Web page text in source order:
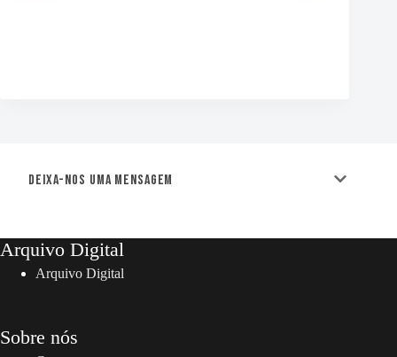
Deixa-nos uma mensagem
Arquivo Digital
Arquivo Digital
Sobre nós